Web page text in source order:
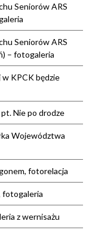
Seniorów ARS
Seniorów ARS
– fotogaleria
KPCK będzie
Nie po drodze
Województwa
fotorelacja
fotogaleria
z wernisażu